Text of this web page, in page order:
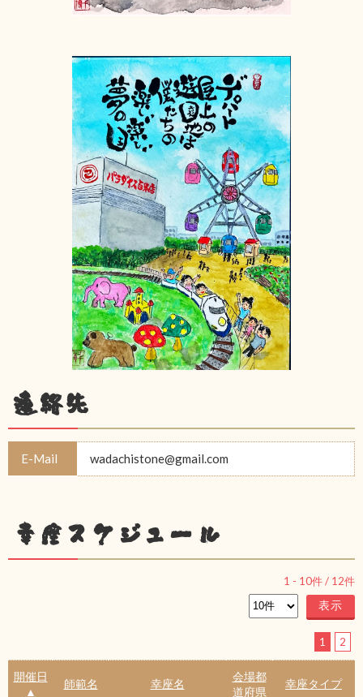
連絡先
E-Mail wadachistone@gmail.com
幸座スケジュール
1 - 10件 / 12件
1 2
開催日
▲
師範名 幸座名
会場都
道府県
幸座タイプ